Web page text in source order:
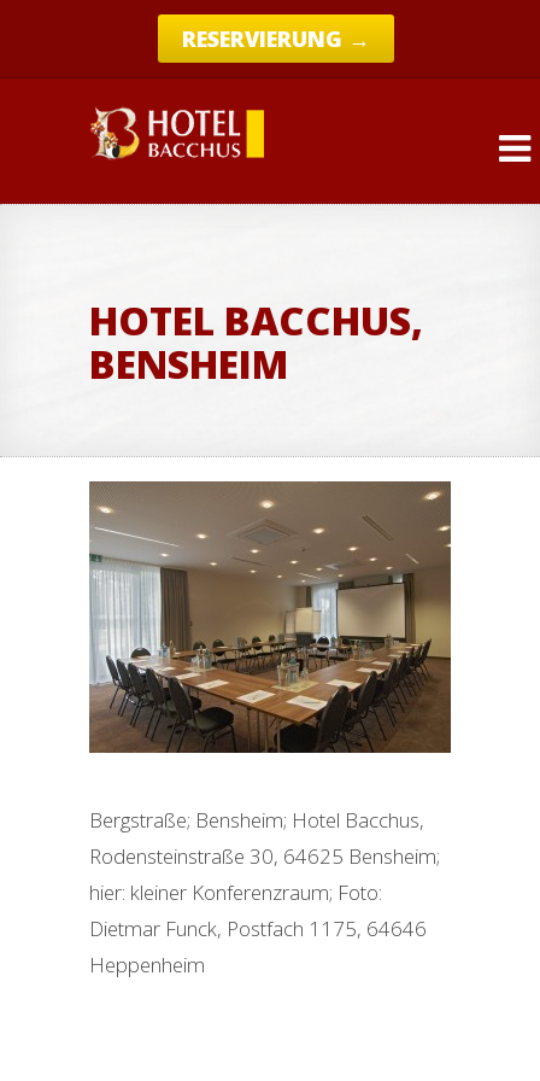
RESERVIERUNG →
HOTEL BACCHUS,
BENSHEIM
Bergstraße; Bensheim; Hotel Bacchus,
Rodensteinstraße 30, 64625 Bensheim;
hier: kleiner Konferenzraum; Foto:
Dietmar Funck, Postfach 1175, 64646
Heppenheim